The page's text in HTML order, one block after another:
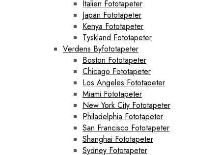
Italien Fototapeter
Japan Fototapeter
Kenya Fototapeter
Tyskland Fototapeter
Verdens Byfototapeter
Boston Fototapeter
Chicago Fototapeter
Los Angeles Fototapeter
Miami Fototapeter
New York City Fototapeter
Philadelphia Fototapeter
San Francisco Fototapeter
Shanghai Fototapeter
Sydney Fototapeter